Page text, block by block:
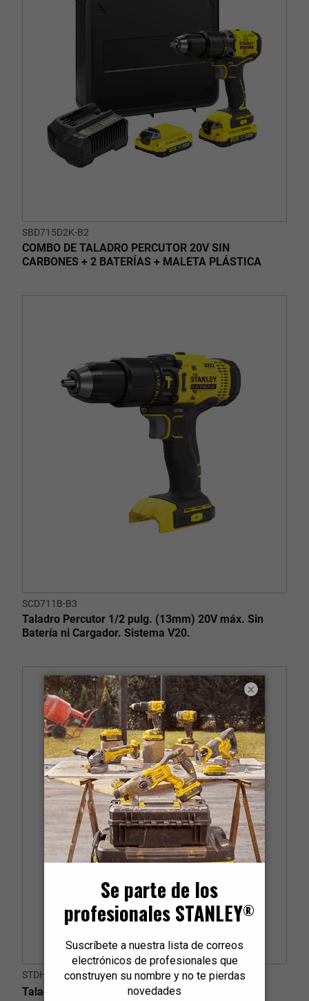
SBD715D2K-B2
COMBO DE TALADRO PERCUTOR 20V SIN
CARBONES + 2 BATERÍAS + MALETA PLÁSTICA
SCD711B-B3
Taladro Percutor 1/2 pulg. (13mm) 20V máx. Sin
Batería ni Cargador. Sistema V20.
STDH8013-B2C
Taladro Percutor 1/2" 800W
×